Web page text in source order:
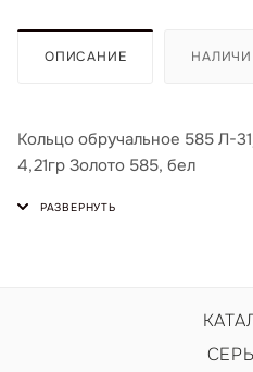
ОПИСАНИЕ
Кольцо обручальное 585 Л-
4,21гр Золото 585, бел